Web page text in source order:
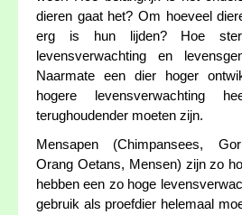
dieren gaat het? Om hoeveel
erg is hun lijden? Hoe
levensverwachting en
Naarmate een dier hoger
hogere levensverwachting
terughoudender moeten zijn.
Mensapen (Chimpansees,
Orang Oetans, Mensen) zijn zo
hebben een zo hoge
gebruik als proefdier helemaal